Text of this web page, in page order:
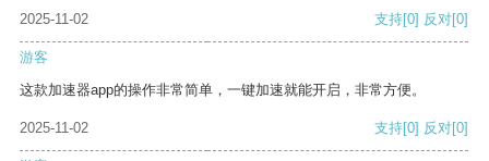
2025-11-02 支持[0] 反对[0]
游客
这款加速器app的操作非常简单，一键加速就能开启，非常方便。
2025-11-02 支持[0] 反对[0]